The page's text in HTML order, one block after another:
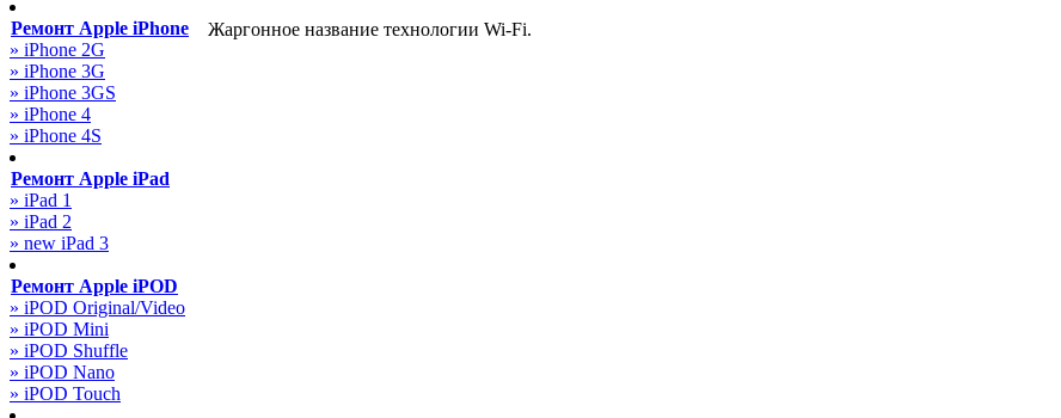
Ремонт Apple iPhone
» iPhone 2G
» iPhone 3G
» iPhone 3GS
» iPhone 4
» iPhone 4S
Ремонт Apple iPad
» iPad 1
» iPad 2
» new iPad 3
Ремонт Apple iPOD
» iPOD Original/Video
» iPOD Mini
» iPOD Shuffle
» iPOD Nano
» iPOD Touch
Жаргонное название технологии Wi-Fi.